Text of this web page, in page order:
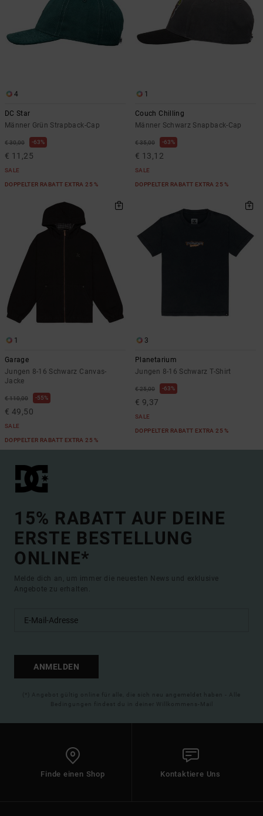
4
DC Star
Männer Grün Strapback-Cap
€ 30,00 63%
€ 11,25
SALE
DOPPELTER RABATT EXTRA 25 %
1
Couch Chilling
Männer Schwarz Snapback-Cap
€ 35,00 63%
€ 13,12
SALE
DOPPELTER RABATT EXTRA 25 %
1
Garage
Jungen 8-16 Schwarz Canvas-
Jacke
€ 110,00 55%
€ 49,50
SALE
DOPPELTER RABATT EXTRA 25 %
3
Planetarium
Jungen 8-16 Schwarz T-Shirt
€ 25,00 63%
€ 9,37
SALE
DOPPELTER RABATT EXTRA 25 %
15% RABATT AUF DEINE
ERSTE BESTELLUNG
ONLINE*
Melde dich an, um immer die neuesten News und exklusive
Angebote zu erhalten.
ANMELDEN
(*) Angebot gültig online für alle, die sich neu angemeldet haben - Alle
Bedingungen findest du in deiner Willkommens-Mail
Finde einen Shop Kontaktiere Uns